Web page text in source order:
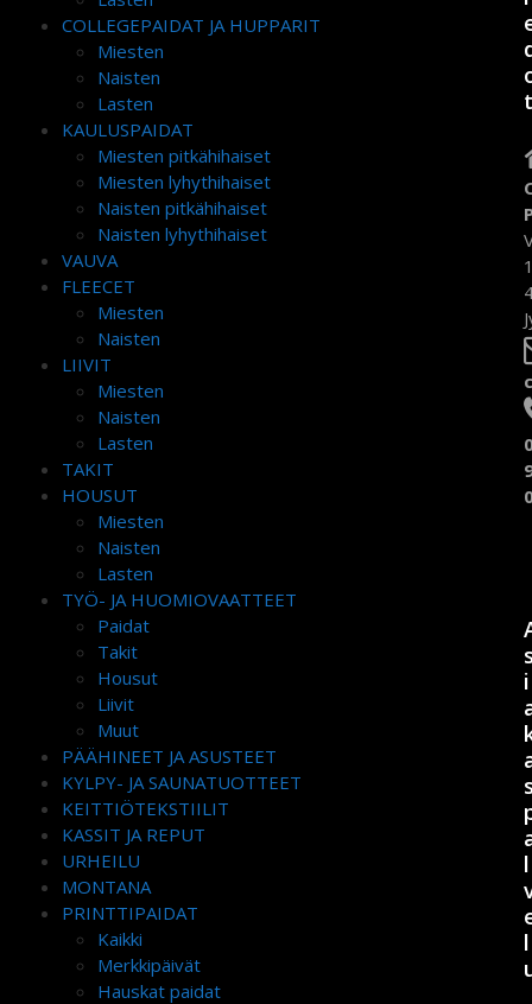
COLLEGEPAIDAT JA HUPPARIT
Miesten
Naisten
Lasten
KAULUSPAIDAT
Miesten pitkähihaiset
Miesten lyhythihaiset
Naisten pitkähihaiset
Naisten lyhythihaiset
VAUVA
FLEECET
Miesten
Naisten
LIIVIT
Miesten
Naisten
Lasten
TAKIT
HOUSUT
Miesten
Naisten
Lasten
TYÖ- JA HUOMIOVAATTEET
Paidat
Takit
Housut
Liivit
Muut
PÄÄHINEET JA ASUSTEET
KYLPY- JA SAUNATUOTTEET
KEITTIÖTEKSTIILIT
KASSIT JA REPUT
URHEILU
MONTANA
PRINTTIPAIDAT
Kaikki
Merkkipäivät
Hauskat paidat
t
i
l
l